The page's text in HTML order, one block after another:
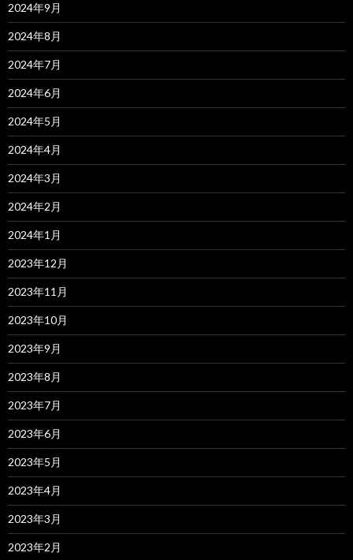
2024年9月
2024年8月
2024年7月
2024年6月
2024年5月
2024年4月
2024年3月
2024年2月
2024年1月
2023年12月
2023年11月
2023年10月
2023年9月
2023年8月
2023年7月
2023年6月
2023年5月
2023年4月
2023年3月
2023年2月